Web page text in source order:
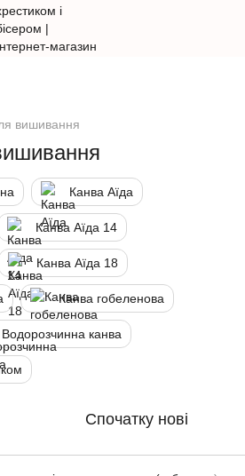
вишивання
Канва Аїда
Канва Аїда 14
Канва Аїда 18
Канва гобеленова
Водорозчинна канва
Спочатку нові